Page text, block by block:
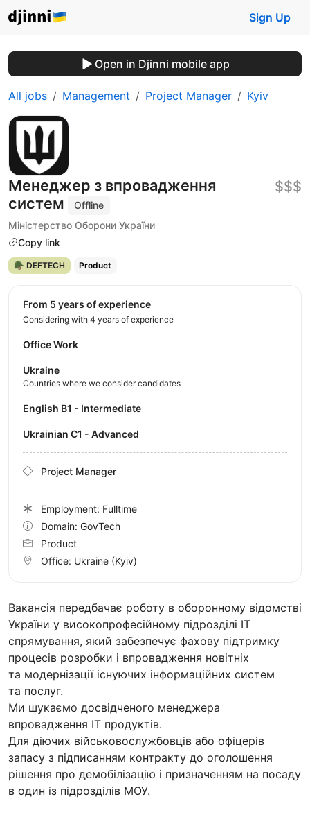
Sign Up
Open in Djinni mobile app
All jobs Management Project Manager Kyiv
Менеджер з впровадження
систем
Offline
Міністерство Оборони України
Copy link
$$$
🪖 DEFTECH Product
Вакансія передбачає роботу в оборонному відомстві
України у високопрофесійному підрозділі IT
спрямування, який забезпечує фахову підтримку
процесів розробки і впровадження новітніх
та модернізації існуючих інформаційних систем
та послуг.
Ми шукаємо досвідченого менеджера
впровадження ІТ продуктів.
Для діючих військовослужбовців або офіцерів
запасу з підписанням контракту до оголошення
рішення про демобілізацію і призначенням на посаду
в один із підрозділів МОУ.
from 5 years of experience
Considering with 4 years of experience
Office Work
Ukraine
Countries where we consider candidates
English B1 - Intermediate
Ukrainian C1 - Advanced
Project Manager
Employment: Fulltime
Domain: GovTech
Product
Office: Ukraine (Kyiv)